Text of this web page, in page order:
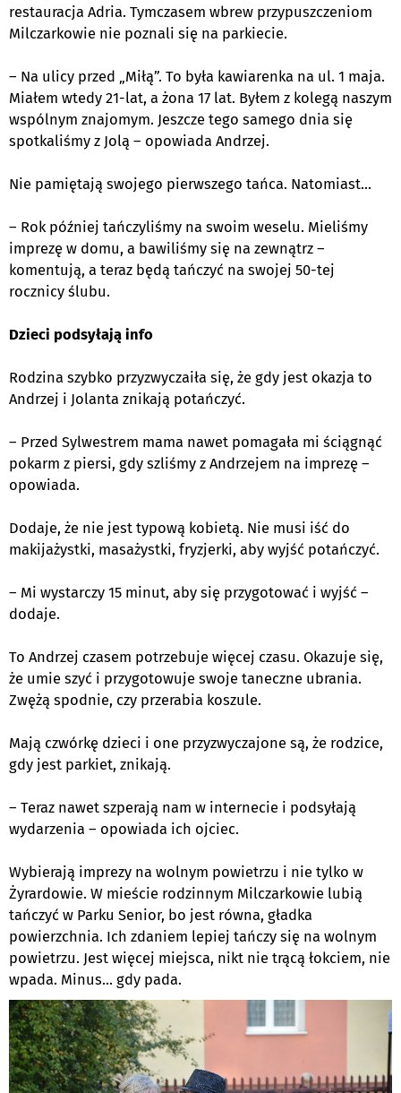
restauracja Adria. Tymczasem wbrew przypuszczeniom
Milczarkowie nie poznali się na parkiecie.
– Na ulicy przed „Miłą”. To była kawiarenka na ul. 1 maja.
Miałem wtedy 21-lat, a żona 17 lat. Byłem z kolegą naszym
wspólnym znajomym. Jeszcze tego samego dnia się
spotkaliśmy z Jolą – opowiada Andrzej.
Nie pamiętają swojego pierwszego tańca. Natomiast...
– Rok później tańczyliśmy na swoim weselu. Mieliśmy
imprezę w domu, a bawiliśmy się na zewnątrz –
komentują, a teraz będą tańczyć na swojej 50-tej
rocznicy ślubu.
Dzieci podsyłają info
Rodzina szybko przyzwyczaiła się, że gdy jest okazja to
Andrzej i Jolanta znikają potańczyć.
– Przed Sylwestrem mama nawet pomagała mi ściągnąć
pokarm z piersi, gdy szliśmy z Andrzejem na imprezę –
opowiada.
Dodaje, że nie jest typową kobietą. Nie musi iść do
makijażystki, masażystki, fryzjerki, aby wyjść potańczyć.
– Mi wystarczy 15 minut, aby się przygotować i wyjść –
dodaje.
To Andrzej czasem potrzebuje więcej czasu. Okazuje się,
że umie szyć i przygotowuje swoje taneczne ubrania.
Zwężą spodnie, czy przerabia koszule.
Mają czwórkę dzieci i one przyzwyczajone są, że rodzice,
gdy jest parkiet, znikają.
– Teraz nawet szperają nam w internecie i podsyłają
wydarzenia – opowiada ich ojciec.
Wybierają imprezy na wolnym powietrzu i nie tylko w
Żyrardowie. W mieście rodzinnym Milczarkowie lubią
tańczyć w Parku Senior, bo jest równa, gładka
powierzchnia. Ich zdaniem lepiej tańczy się na wolnym
powietrzu. Jest więcej miejsca, nikt nie trącą łokciem, nie
wpada. Minus... gdy pada.